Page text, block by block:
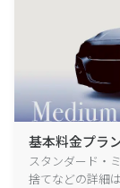
基本料金プラ
スタンダード・
捨てなどの詳細